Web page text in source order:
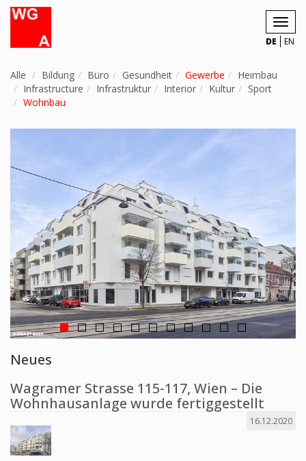
DE EN
Alle Bildung Büro Gesundheit Gewerbe
Heimbau
Infrastructure
Infrastruktur Interior Kultur
Sport
Wohnbau
Neues
Wagramer Strasse 115-117, Wien – Die
Wohnhausanlage wurde fertiggestellt
16.12.2020